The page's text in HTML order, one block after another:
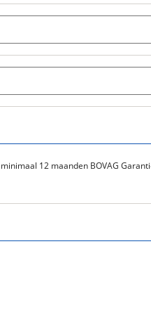
12 maanden BOVAG